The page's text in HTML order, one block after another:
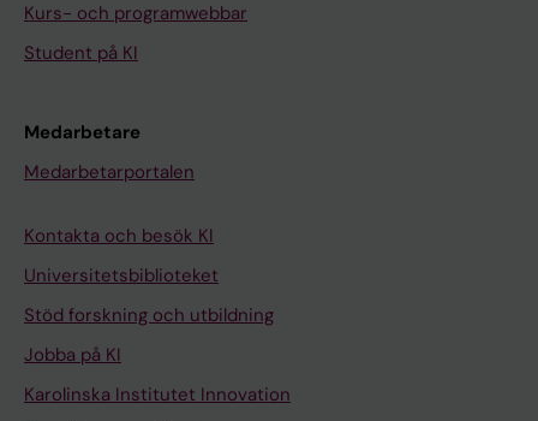
Kurs- och programwebbar
Student på KI
Medarbetare
Medarbetarportalen
Kontakta och besök KI
Universitetsbiblioteket
Stöd forskning och utbildning
Jobba på KI
Karolinska Institutet Innovation